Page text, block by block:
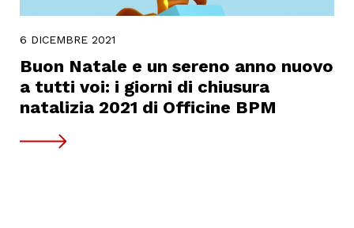
6 DICEMBRE 2021
Buon Natale e un sereno anno nuovo
a tutti voi: i giorni di chiusura
natalizia 2021 di Officine BPM